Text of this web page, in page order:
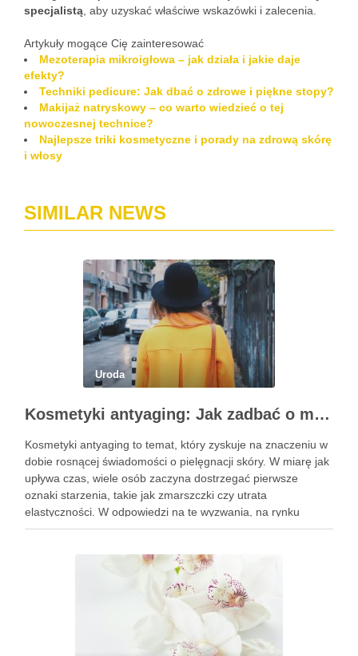
specjalistą , aby uzyskać właściwe wskazówki i zalecenia.
Artykuły mogące Cię zainteresować
Mezoterapia mikroigłowa – jak działa i jakie daje
efekty?
Techniki pedicure: Jak dbać o zdrowe i piękne stopy?
Makijaż natryskowy – co warto wiedzieć o tej
nowoczesnej technice?
Najlepsze triki kosmetyczne i porady na zdrową skórę
i włosy
SIMILAR NEWS
Uroda
Kosmetyki antyaging: Jak zadbać o młodszy wygląd skóry?
Kosmetyki antyaging to temat, który zyskuje na znaczeniu w
dobie rosnącej świadomości o pielęgnacji skóry. W miarę jak
upływa czas, wiele osób zaczyna dostrzegać pierwsze
oznaki starzenia, takie jak zmarszczki czy utrata
elastyczności. W odpowiedzi na te wyzwania, na rynku
pojawiają się innowacyjne produkty, które obiecują nie tylko